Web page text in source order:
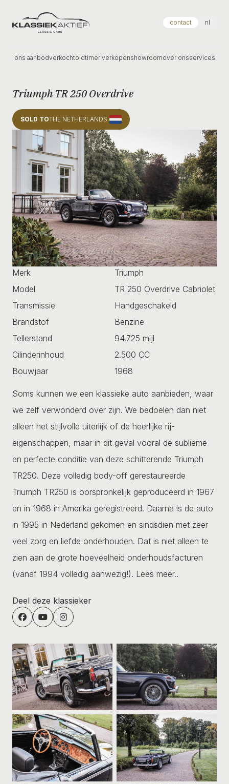
Klassiek Aktief contact nl
ons aanbodverkochtoldtimer verkopenshowroomover onsservices
Triumph TR 250 Overdrive
SOLD TOTHE NETHERLANDS
Merk
Triumph
Model
TR 250 Overdrive Cabriolet
Transmissie
Handgeschakeld
Brandstof
Benzine
Tellerstand
94.725 mijl
Cilinderinhoud
2.500 CC
Bouwjaar
1968
Soms kunnen we een klassieke auto aanbieden, waar
we zelf verwonderd over zijn. We bedoelen dan niet
alleen het stijlvolle uiterlijk of de heerlijke rij-
eigenschappen, maar in dit geval vooral de sublieme
en perfecte conditie van deze schitterende Triumph
TR250. Deze volledig body-off gerestaureerde
Triumph TR250 is oorspronkelijk geproduceerd in 1967
en in 1968 in Amerika geregistreerd. Daarna is de auto
in 1995 in Nederland gekomen en sindsdien met zeer
veel zorg en liefde onderhouden. Dat is niet alleen te
zien aan de grote hoeveelheid onderhoudsfacturen
(vanaf 1994 volledig aanwezig!). Lees meer..
Deel deze klassieker